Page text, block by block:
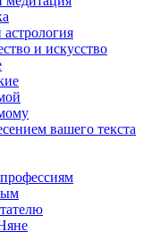
и искусство
вашего текста